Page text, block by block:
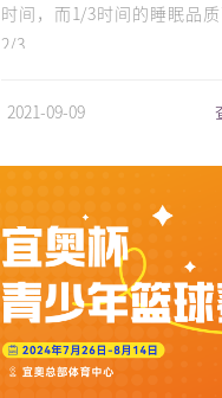
时间，而1/3时间的睡眠品
2/3...
2021-09-09